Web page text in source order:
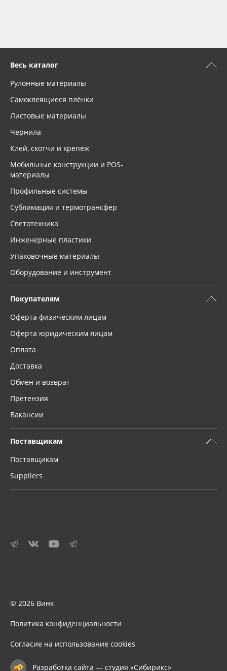
Весь каталог
Рулонные материалы
Самоклеящиеся плёнки
Листовые материалы
Чернила
Клей, скотчи и крепёж
Мобильные конструкции и POS-
материалы
Профильные системы
Сублимация и термотрансфер
Светотехника
Инженерные пластики
Упаковочные материалы
Оборудование и инструмент
Покупателям
Оферта физическим лицам
Оферта юридическим лицам
Оплата
Доставка
Обмен и возврат
Претензия
Вакансии
Поставщикам
Поставщикам
Suppliers
© 2026 Винк
Политика конфиденциальности
Согласие на использование cookies
Разработка сайта — студия «Сибирикс»